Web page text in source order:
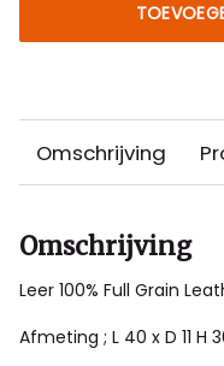
Omschrijving
Omschrijving
Leer 100% Full Grain
Afmeting ; L 40 x D 11 H